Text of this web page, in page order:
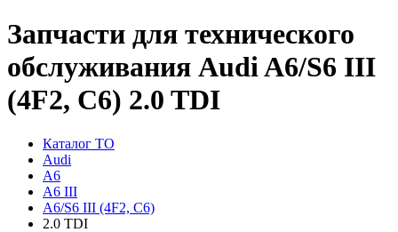
Запчасти для технического
обслуживания Audi A6/S6 III
(4F2, C6) 2.0 TDI
Каталог ТО
Audi
A6
A6 III
A6/S6 III (4F2, C6)
2.0 TDI